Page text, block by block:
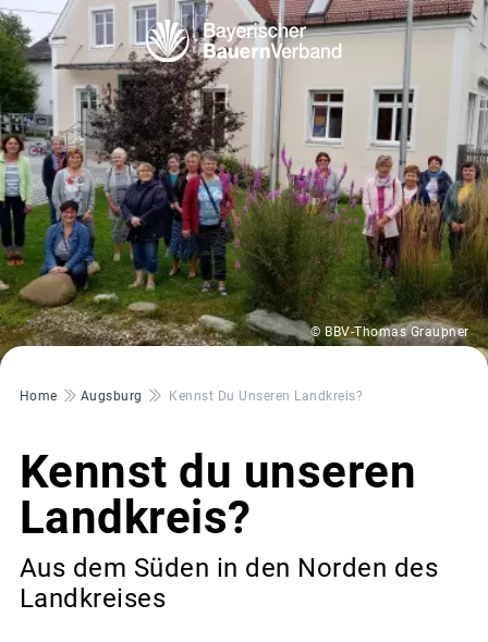
© BBV-Thomas Graupner
Pfadnavigation
Home Augsburg Kennst Du Unseren Landkreis?
Kennst du unseren
Landkreis?
Aus dem Süden in den Norden des
Landkreises